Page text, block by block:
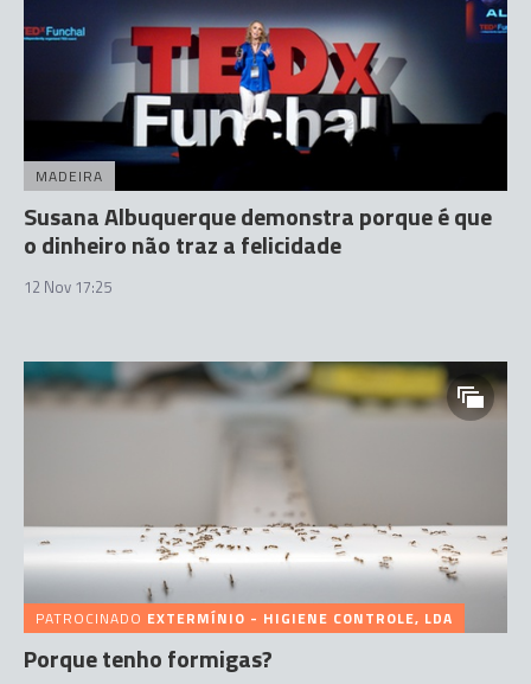
MADEIRA
Susana Albuquerque demonstra porque é que
o dinheiro não traz a felicidade
12 Nov 17:25
PATROCINADO EXTERMÍNIO - HIGIENE CONTROLE, LDA
Porque tenho formigas?